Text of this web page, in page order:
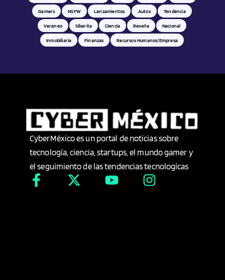
Gamers NSFW Lanzamientos Autos Tendencia
Veraneo Sibarita Ciencia Reseña Nacional
Inmobiliaria Finanzas Recursos Humanos/empresa
CyberMéxico es un portal de noticias sobre
tecnología, ciencia, startups, el mundo gamer y
el seguimiento de las tendencias tecnologícas